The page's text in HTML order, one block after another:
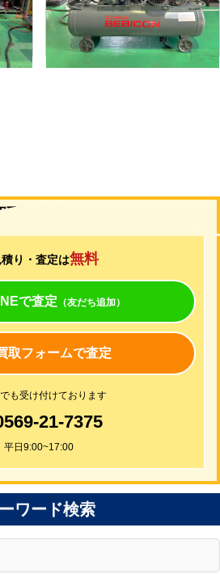
形 式1.5P-9.5V6
式1988
取について
り・査定は無料
で査定 （友だち追加）
取フォームで査定
も受け付けております
21-7375
平日9:00~17:00
ワード検索